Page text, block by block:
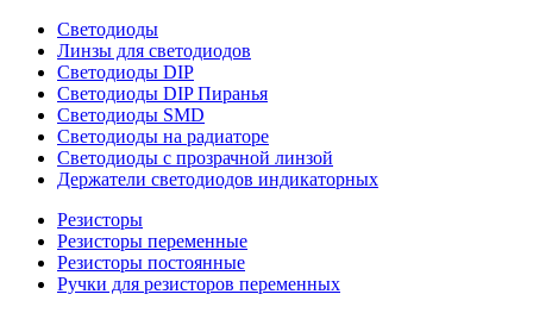
Светодиоды
Линзы для светодиодов
Светодиоды DIP
Светодиоды DIP Пиранья
Светодиоды SMD
Светодиоды на радиаторе
Светодиоды с прозрачной линзой
Держатели светодиодов индикаторных
Резисторы
Резисторы переменные
Резисторы постоянные
Ручки для резисторов переменных